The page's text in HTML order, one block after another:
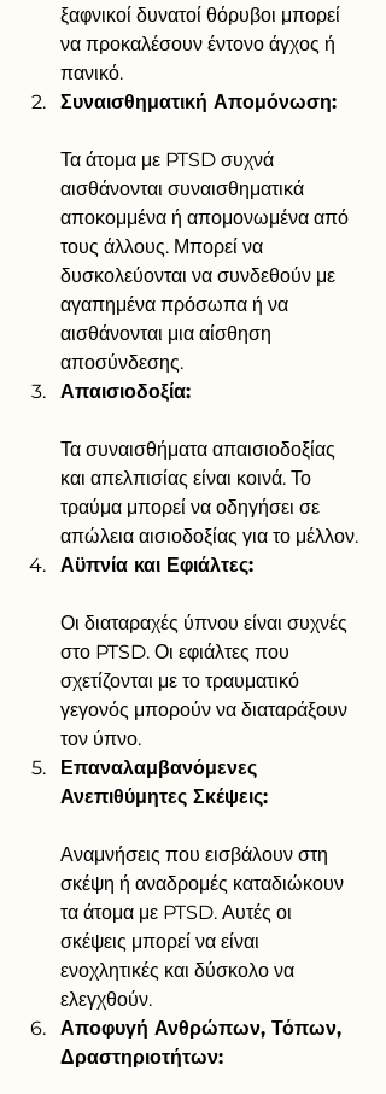
ξαφνικοί δυνατοί θόρυβοι μπορεί
να προκαλέσουν έντονο άγχος ή
πανικό.
Συναισθηματική Απομόνωση:
Τα άτομα με PTSD συχνά
αισθάνονται συναισθηματικά
αποκομμένα ή απομονωμένα από
τους άλλους. Μπορεί να
δυσκολεύονται να συνδεθούν με
αγαπημένα πρόσωπα ή να
αισθάνονται μια αίσθηση
αποσύνδεσης.
Απαισιοδοξία:
Τα συναισθήματα απαισιοδοξίας
και απελπισίας είναι κοινά. Το
τραύμα μπορεί να οδηγήσει σε
απώλεια αισιοδοξίας για το μέλλον.
Αϋπνία και Εφιάλτες:
Οι διαταραχές ύπνου είναι συχνές
στο PTSD. Οι εφιάλτες που
σχετίζονται με το τραυματικό
γεγονός μπορούν να διαταράξουν
τον ύπνο.
Επαναλαμβανόμενες
Ανεπιθύμητες Σκέψεις:
Αναμνήσεις που εισβάλουν στη
σκέψη ή αναδρομές καταδιώκουν
τα άτομα με PTSD. Αυτές οι
σκέψεις μπορεί να είναι
ενοχλητικές και δύσκολο να
ελεγχθούν.
Αποφυγή Ανθρώπων, Τόπων,
Δραστηριοτήτων: